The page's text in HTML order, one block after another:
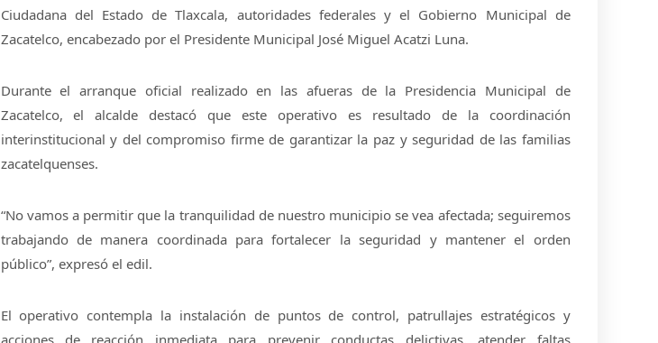
Ciudadana del Estado de Tlaxcala, autoridades federales y el Gobierno Municipal de
Zacatelco, encabezado por el Presidente Municipal José Miguel Acatzi Luna.
Durante el arranque oficial realizado en las afueras de la Presidencia Municipal de
Zacatelco, el alcalde destacó que este operativo es resultado de la coordinación
interinstitucional y del compromiso firme de garantizar la paz y seguridad de las familias
zacatelquenses.
“No vamos a permitir que la tranquilidad de nuestro municipio se vea afectada; seguiremos
trabajando de manera coordinada para fortalecer la seguridad y mantener el orden
público”, expresó el edil.
El operativo contempla la instalación de puntos de control, patrullajes estratégicos y
acciones de reacción inmediata para prevenir conductas delictivas, atender faltas